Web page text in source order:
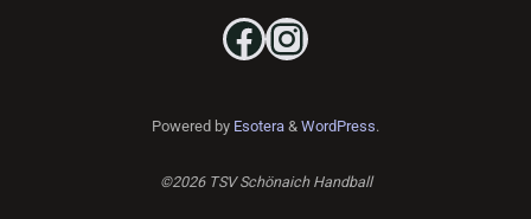
Facebook
Instagram
Powered by Esotera & WordPress.
©2026 TSV Schönaich Handball